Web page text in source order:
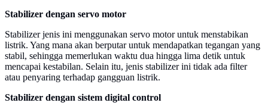
Stabilizer dengan servo motor
Stabilizer jenis ini menggunakan servo motor untuk menstabikan
listrik. Yang mana akan berputar untuk mendapatkan tegangan yang
stabil, sehingga memerlukan waktu dua hingga lima detik untuk
mencapai kestabilan. Selain itu, jenis stabilizer ini tidak ada filter
atau penyaring terhadap gangguan listrik.
Stabilizer dengan sistem digital control